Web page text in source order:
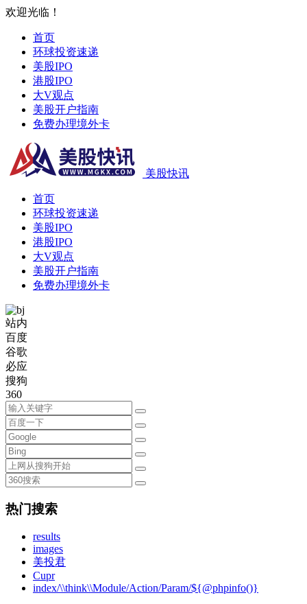
欢迎光临！
首页
环球投资速递
美股IPO
港股IPO
大V观点
美股开户指南
免费办理境外卡
美股快讯
首页
环球投资速递
美股IPO
港股IPO
大V观点
美股开户指南
免费办理境外卡
站内
百度
谷歌
必应
搜狗
360
热门搜索
results
images
美投君
Cupr
index/\\think\\Module/Action/Param/${@phpinfo()}